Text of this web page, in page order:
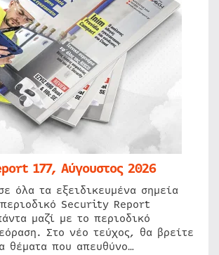
177, Αύγουστος 2026
όλα τα εξειδικευμένα σημεία
Security Report
μαζί με το περιοδικό
Στο νέο τεύχος, θα βρείτε
θέματα που απευθύνο…